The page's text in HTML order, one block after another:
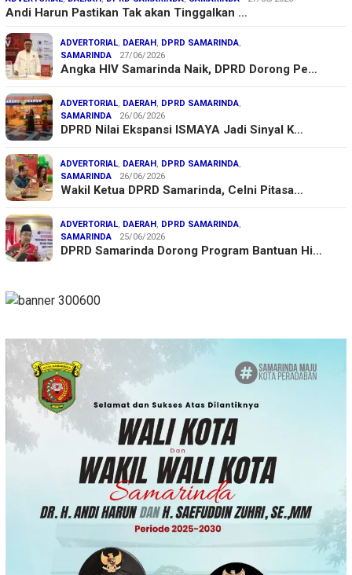
Andi Harun Pastikan Tak akan Tinggalkan …
ADVERTORIAL, DAERAH, DPRD SAMARINDA,
SAMARINDA
27/06/2026
Angka HIV Samarinda Naik, DPRD Dorong Pe…
ADVERTORIAL, DAERAH, DPRD SAMARINDA,
SAMARINDA
26/06/2026
DPRD Nilai Ekspansi ISMAYA Jadi Sinyal K…
ADVERTORIAL, DAERAH, DPRD SAMARINDA,
SAMARINDA
26/06/2026
Wakil Ketua DPRD Samarinda, Celni Pitasa…
ADVERTORIAL, DAERAH, DPRD SAMARINDA,
SAMARINDA
25/06/2026
DPRD Samarinda Dorong Program Bantuan Hi…